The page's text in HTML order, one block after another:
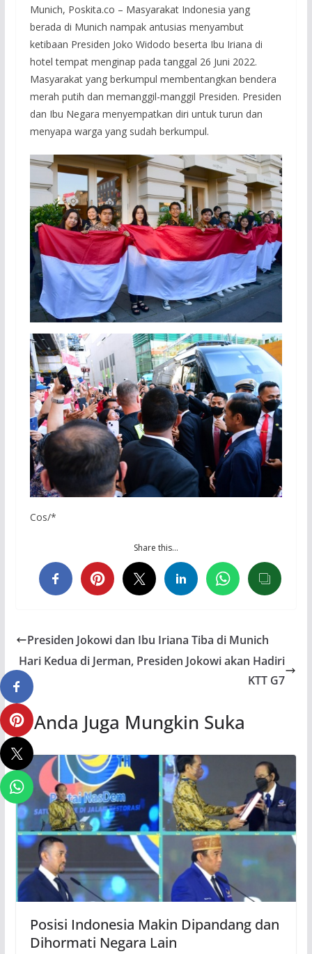
Munich, Poskita.co – Masyarakat Indonesia yang
berada di Munich nampak antusias menyambut
ketibaan Presiden Joko Widodo beserta Ibu Iriana di
hotel tempat menginap pada tanggal 26 Juni 2022.
Masyarakat yang berkumpul membentangkan bendera
merah putih dan memanggil-manggil Presiden. Presiden
dan Ibu Negara menyempatkan diri untuk turun dan
menyapa warga yang sudah berkumpul.
Cos/*
Share this…
Presiden Jokowi dan Ibu Iriana Tiba di Munich
Hari Kedua di Jerman, Presiden Jokowi akan Hadiri
KTT G7
Anda Juga Mungkin Suka
Posisi Indonesia Makin Dipandang dan
Dihormati Negara Lain